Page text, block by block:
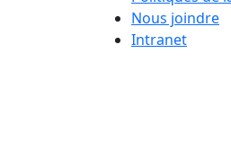
Nous joindre
Intranet